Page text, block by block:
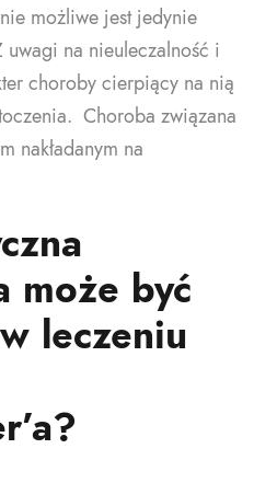
możliwe jest jedynie
na nieuleczalność i
choroby cierpiący na nią
Choroba związana
nakładanym na
może być
leczeniu